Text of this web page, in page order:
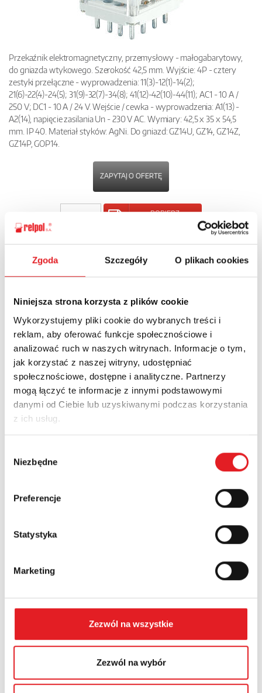
Zgoda Szczegóły O plikach cookies
Niniejsza strona korzysta z plików cookie
Wykorzystujemy pliki cookie do wybranych treści i
reklam, aby oferować funkcje społecznościowe i
analizować ruch w naszych witrynach. Informacje o tym,
jak korzystać z naszej witryny, udostępniać
społecznościowe, dostępne i analityczne. Partnerzy
mogą łączyć te informacje z innymi podstawowymi
danymi od Ciebie lub uzyskiwanymi podczas korzystania
z ich usług.
zgody
Niezbędne
Preferencje
Statystyka
Marketing
Zezwól na wszystkie
Zezwól na wybór
Przekaźnik elektromagnetyczny, przemysłowy - małogabarytowy,
do gniazda wtykowego. Szerokość 42,5 mm. Wyjście: 4P - cztery
zestyki przełączne - wyprowadzenia: 11(3)-12(1)-14(2);
21(6)-22(4)-24(5); 31(9)-32(7)-34(8); 41(12)-42(10)-44(11); AC1 - 10 A /
250 V; DC1 - 10 A / 24 V. Wejście / cewka - wyprowadzenia: A1(13) -
A2(14), napięcie zasilania Un - 230 V AC. Wymiary: 42,5 x 35 x 54,5
mm. IP 40. Materiał styków: AgNi. Do gniazd: GZ14U, GZ14, GZ14Z,
GZ14P, GOP14.
ZAPYTAJ O OFERTĘ
POBIERZ
POWRÓT
Zapytaj o szczegóły oferty
Imię i nazwisko: *
Adres e-mail: *
Numer telefonu:
Województwo:
Wyrażam zgodę na przetwarzanie moich danych
osobowych przez Relpol S.A. Więcej informacji na